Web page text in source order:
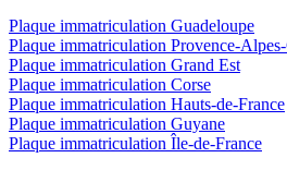
Plaque immatriculation Guadeloupe
Plaque immatriculation Provence-
Plaque immatriculation Grand Est
Plaque immatriculation Corse
Plaque immatriculation Hauts-de-France
Plaque immatriculation Guyane
Plaque immatriculation Île-de-France